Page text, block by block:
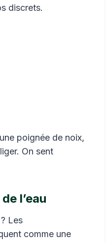
discrets.
poignée de noix,
On sent
l’eau
Les
comme une